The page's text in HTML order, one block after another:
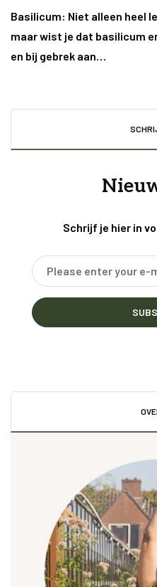
Basilicum: Niet alleen heel
maar wist je dat basilicum
en bij gebrek aan…
Schrijf je hier in